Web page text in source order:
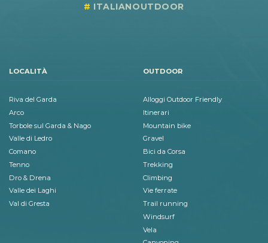
ITALIANOUTDOOR
LOCALITÀ
Riva del Garda
Arco
Torbole sul Garda & Nago
Valle di Ledro
Comano
Tenno
Dro & Drena
Valle dei Laghi
Val di Gresta
OUTDOOR
Alloggi Outdoor Friendly
Itinerari
Mountain bike
Gravel
Bici da Corsa
Trekking
Climbing
Vie ferrate
Trail running
Windsurf
Vela